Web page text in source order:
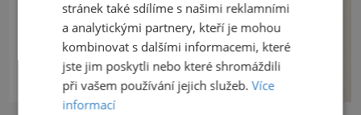
stránek také sdílíme s našimi reklamními
a analytickými partnery, kteří je mohou
kombinovat s dalšími informacemi, které
jste jim poskytli nebo které shromáždili
při vašem používání jejich služeb.Více
informací